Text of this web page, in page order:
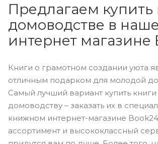
Предлагаем купить
домоводстве в
интернет магазине
Книги о грамотном создании уюта
отличным подарком для молодой
Самый лучший вариант купить книги
домоводству – заказать их в
книжном интернет-магазине
ассортимент и высококлассный